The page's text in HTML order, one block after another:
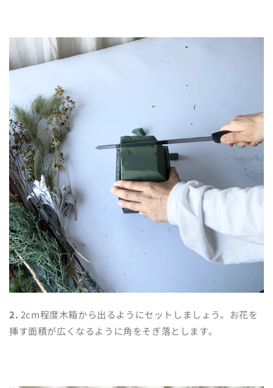
2. 2cm程度木箱から出るようにセットしましょう。 お花を
挿す面積が広くなるように角をそぎ落とします。